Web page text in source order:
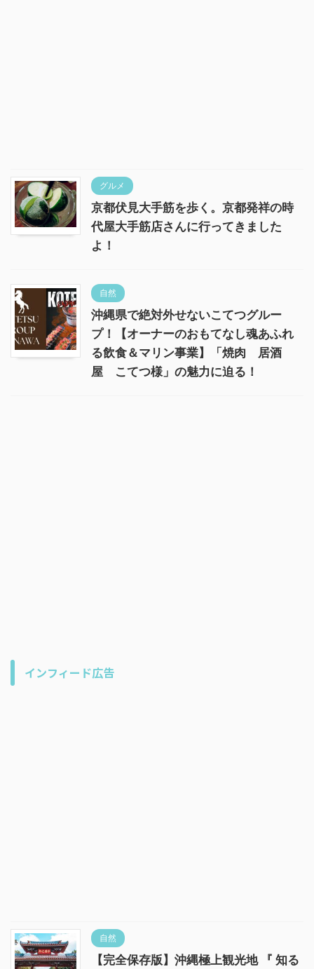
グルメ
京都伏見大手筋を歩く。京都発祥の時
代屋大手筋店さんに行ってきました
よ！
自然
沖縄県で絶対外せないこてつグルー
プ！【オーナーのおもてなし魂あふれ
る飲食＆マリン事業】「焼肉 居酒
屋 こてつ様」の魅力に迫る！
インフィード広告
自然
【完全保存版】沖縄極上観光地 『 知る